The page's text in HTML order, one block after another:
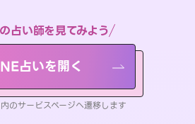
占い師を見てみよう
占いを開く
のサービスページへ遷移します